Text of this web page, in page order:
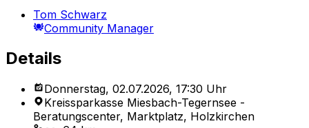
Tom Schwarz
Community Manager
Details
Donnerstag, 02.07.2026, 17:30 Uhr
Kreissparkasse Miesbach-Tegernsee -
Beratungscenter, Marktplatz, Holzkirchen